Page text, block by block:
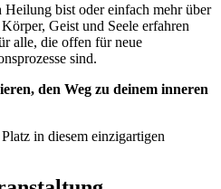
bist oder einfach mehr über
Geist und Seele erfahren
alle, die offen für neue
sind.
den Weg zu deinem inneren
in diesem einzigartigen